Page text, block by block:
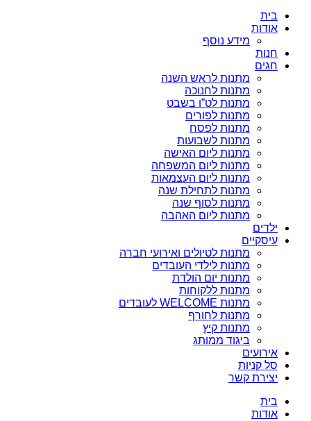
בית
אודות
מידע נוסף
חנות
חגים
מתנות לראש השנה
מתנות לחנוכה
מתנות לט”ו בשבט
מתנות לפורים
מתנות לפסח
מתנות לשבועות
מתנות ליום האישה
מתנות ליום המשפחה
מתנות ליום העצמאות
מתנות לתחילת שנה
מתנות לסוף שנה
מתנות ליום האהבה
ילדים
עיסקיים
מתנות לטיולים ואירועי חברה
מתנות לילדי העובדים
מתנות יום הולדת
מתנות ללקוחות
מתנות WELCOME לעובדים
מתנות לחורף
מתנות קיץ
ביגוד ממותג
אירועים
סל קניות
יצירת קשר
בית
אודות